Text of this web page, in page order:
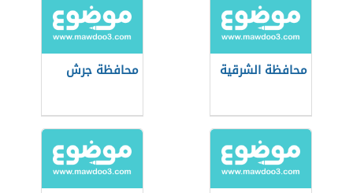
محافظة الشرقية محافظة جرش